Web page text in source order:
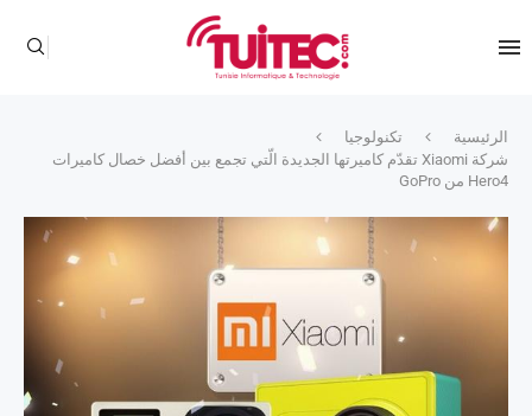
الرئيسية
تكنولوجيا
شركة Xiaomi تقدّم كاميرتها الجديدة الّتي تجمع بين أفضل خصال كاميرات
Hero4 من GoPro